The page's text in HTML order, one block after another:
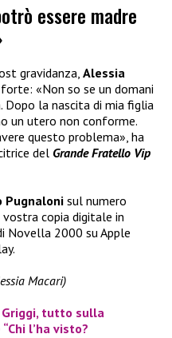
essere madre
gravidanza, Alessia
«Non so se un domani
Dopo la nascita di mia figlia
un utero non conforme.
questo problema», ha
del Grande Fratello Vip
Pugnaloni sul numero
copia digitale in
Novella 2000 su Apple
Macari)
Griggi, tutto sulla
l’ha visto?